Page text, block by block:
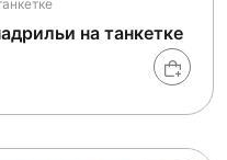
на танкетке